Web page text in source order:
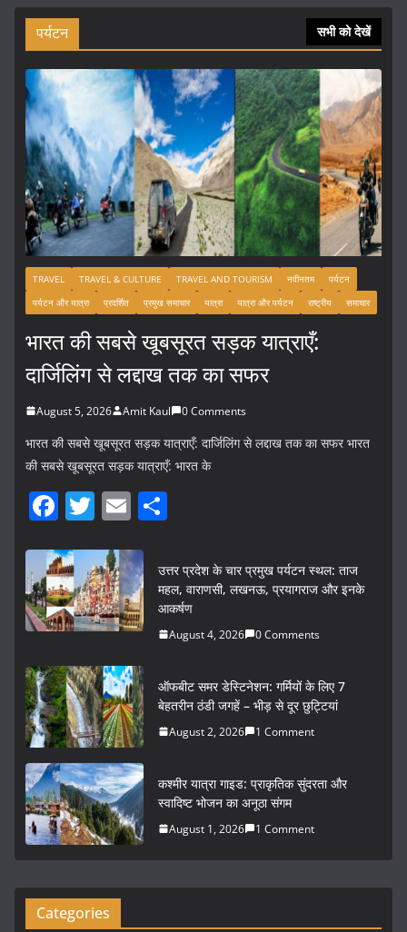
पर्यटन सभी को देखें
TRAVEL TRAVEL & CULTURE TRAVEL AND TOURISM नवीनतम
पर्यटन
पर्यटन और यात्रा
प्रदर्शित प्रमुख समाचार यात्रा यात्रा और पर्यटन राष्ट्रीय समाचार
भारत की सबसे खूबसूरत सड़क यात्राएँ:
दार्जिलिंग से लद्दाख तक का सफर
August 5, 2026 Amit Kaul 0 Comments
भारत की सबसे खूबसूरत सड़क यात्राएँ: दार्जिलिंग से लद्दाख तक का सफर भारत
की सबसे खूबसूरत सड़क यात्राएँ: भारत के
F
c
e
b
o
k
T
itt
er
E
ai
l
ar
e
उत्तर प्रदेश के चार प्रमुख पर्यटन स्थल: ताज
महल, वाराणसी, लखनऊ, प्रयागराज और इनके
आकर्षण
August 4, 2026 0 Comments
ऑफबीट समर डेस्टिनेशन: गर्मियों के लिए 7
बेहतरीन ठंडी जगहें – भीड़ से दूर छुट्टियां
August 2, 2026 1 Comment
कश्मीर यात्रा गाइड: प्राकृतिक सुंदरता और
स्वादिष्ट भोजन का अनूठा संगम
August 1, 2026 1 Comment
Categories